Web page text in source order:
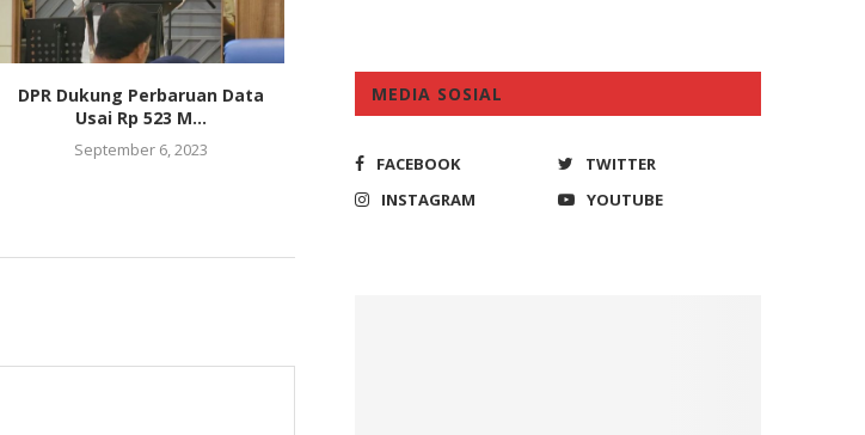
DPR Dukung Perbaruan Data
Usai Rp 523 M...
September 6, 2023
Capres-Cawapres Lebih Adil
Diusulkan Parpol Peserta Pemilu
April 13, 2022
Parpol dan Presiden
MEDIA SOSIAL
FACEBOOK
TWITTER
INSTAGRAM
YOUTUBE